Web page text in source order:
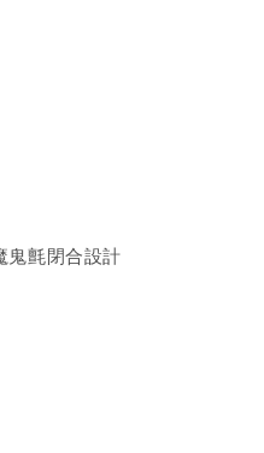
鬼氈閉合設計